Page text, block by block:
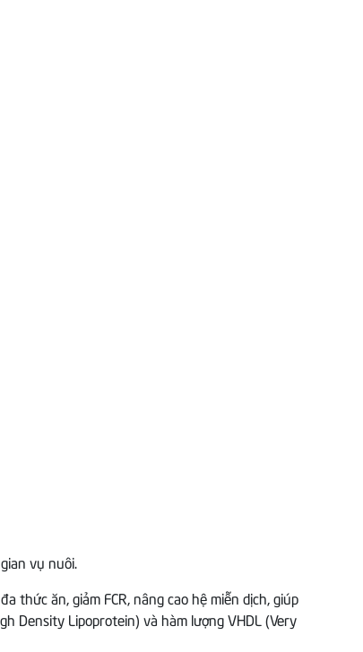
vụ nuôi.
thức ăn, giảm FCR, nâng cao hệ miễn dịch, giúp
Density Lipoprotein) và hàm lượng VHDL (Very